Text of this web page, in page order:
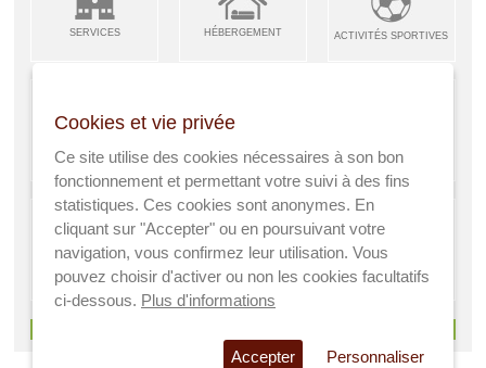
SERVICES HÉBERGEMENT ACTIVITÉS SPORTIVES
ARTISANS &
INDUSTRIES
RESTAURANTS CAFÉS ENFANCE JEUNESSE
A VISITER SANTÉ AGRICULTEURS
Cookies et vie privée
Ce site utilise des cookies nécessaires à son bon
fonctionnement et permettant votre suivi à des fins
statistiques. Ces cookies sont anonymes. En
cliquant sur "Accepter" ou en poursuivant votre
navigation, vous confirmez leur utilisation. Vous
pouvez choisir d'activer ou non les cookies facultatifs
ci-dessous. Plus d'informations
Accepter Personnaliser